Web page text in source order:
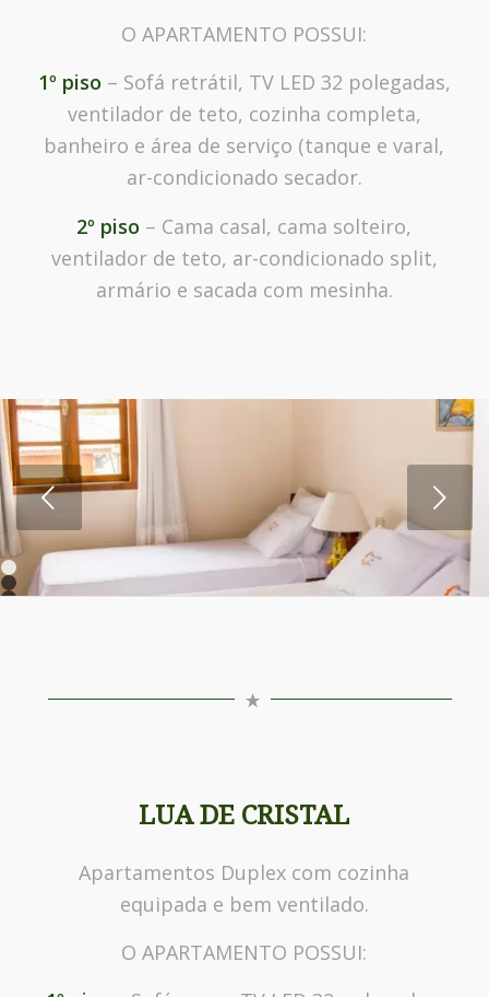
O APARTAMENTO POSSUI:
1º piso – Sofá retrátil, TV LED 32 polegadas,
ventilador de teto, cozinha completa,
banheiro e área de serviço (tanque e varal,
ar-condicionado secador.
2º piso – Cama casal, cama solteiro,
ventilador de teto, ar-condicionado split,
armário e sacada com mesinha.
Próximo
1
2
LUA DE CRISTAL
Apartamentos Duplex com cozinha
equipada e bem ventilado.
O APARTAMENTO POSSUI: